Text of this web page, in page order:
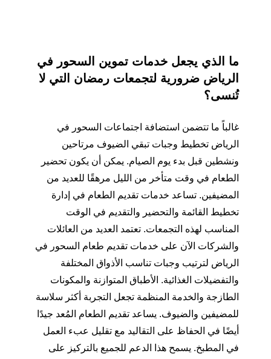
ما الذي يجعل خدمات تموين السحور في
الرياض ضرورية لتجمعات رمضان التي لا
تُنسى؟
غالباً ما تتضمن استضافة اجتماعات السحور في
الرياض تخطيط وجبات تبقي الضيوف مرتاحين
ونشطين قبل بدء يوم الصيام. يمكن أن يكون تحضير
الطعام في وقت متأخر من الليل مرهقًا للعديد من
المضيفين. تساعد خدمات تقديم الطعام في إدارة
تخطيط القائمة والتحضير والتقديم في الوقت
المناسب لهذه التجمعات. تعتمد العديد من العائلات
والشركات الآن على خدمات تقديم طعام السحور في
الرياض لترتيب وجبات تناسب الأذواق المختلفة
والتفضيلات الغذائية. الأطباق المتوازنة والمكونات
الطازجة والخدمة المنظمة تجعل التجربة أكثر سلاسة
للمضيفين والضيوف. يساعد تقديم الطعام المُعد جيدًا
أيضًا في الحفاظ على التقاليد مع تقليل عبء العمل
في المطبخ. يسمح هذا الدعم للجميع بالتركيز على